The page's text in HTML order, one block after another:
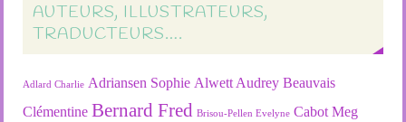
AUTEURS, ILLUSTRATEURS,
TRADUCTEURS….
Adlard Charlie Adriansen Sophie Alwett Audrey Beauvais
Clémentine Bernard Fred Brisou-Pellen Evelyne Cabot Meg